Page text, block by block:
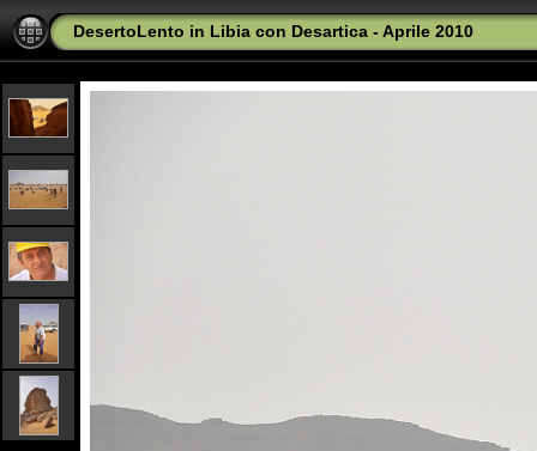
DesertoLento in Libia con Desartica - Aprile 2010